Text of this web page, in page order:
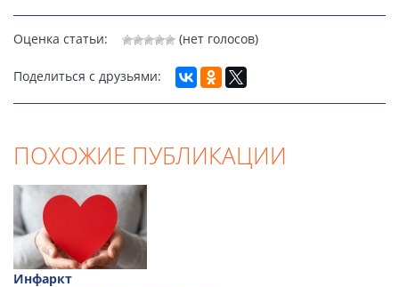
Оценка статьи: (нет голосов)
Поделиться с друзьями:
ПОХОЖИЕ ПУБЛИКАЦИИ
Инфаркт